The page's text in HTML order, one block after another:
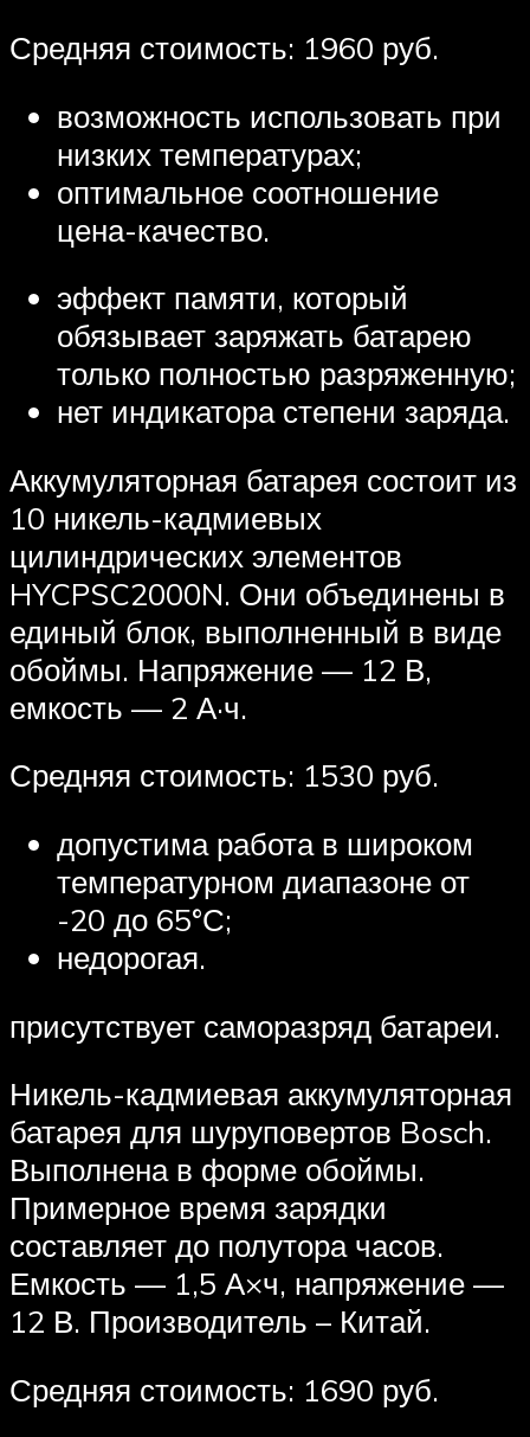
Средняя стоимость: 1960 руб.
возможность использовать при
низких температурах;
оптимальное соотношение
цена-качество.
эффект памяти, который
обязывает заряжать батарею
только полностью разряженную;
нет индикатора степени заряда.
Аккумуляторная батарея состоит из
10 никель-кадмиевых
цилиндрических элементов
HYCPSC2000N. Они объединены в
единый блок, выполненный в виде
обоймы. Напряжение — 12 В,
емкость — 2 А·ч.
Средняя стоимость: 1530 руб.
допустима работа в широком
температурном диапазоне от
-20 до 65°С;
недорогая.
присутствует саморазряд батареи.
Никель-кадмиевая аккумуляторная
батарея для шуруповертов Bosch.
Выполнена в форме обоймы.
Примерное время зарядки
составляет до полутора часов.
Емкость — 1,5 А×ч, напряжение —
12 В. Производитель – Китай.
Средняя стоимость: 1690 руб.